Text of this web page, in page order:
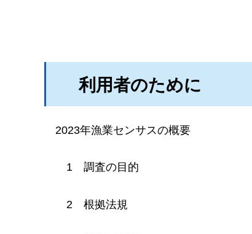
利用者のために
2023年漁業センサスの概要
1 調査の目的
2 根拠法規